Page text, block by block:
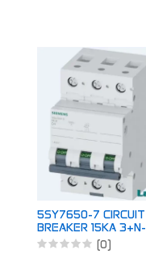
5SY7650-7 CIRCUIT
BREAKER 15KA 3+N-
POL C50
(0)